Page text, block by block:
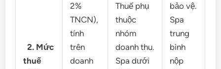
2. Mức
thuế
2%
TNCN),
tính
trên
doanh
Thuế phụ
thuộc
nhóm
doanh thu.
Spa dưới
bảo vệ.
Spa
trung
bình
nộp